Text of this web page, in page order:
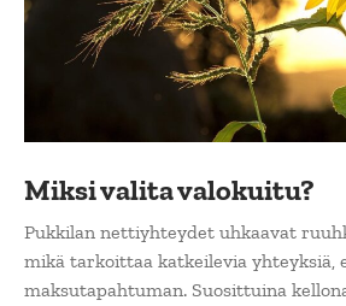
Miksi valita valokuitu?
Pukkilan nettiyhteydet uhkaavat
mikä tarkoittaa katkeilevia yhteyksiä,
maksutapahtuman. Suosittuina